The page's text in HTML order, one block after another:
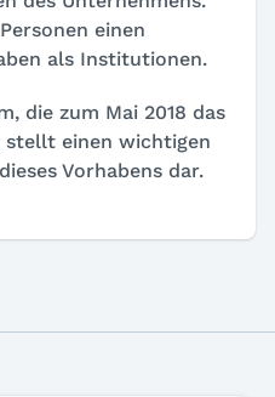
einen
als Institutionen.
die zum Mai 2018 das
einen wichtigen
Vorhabens dar.